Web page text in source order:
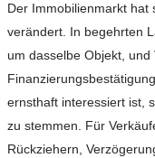
Der Immobilienmarkt hat
verändert. In begehrten
um dasselbe Objekt,
ernsthaft interessiert ist,
zu stemmen. Für
Rückziehern,